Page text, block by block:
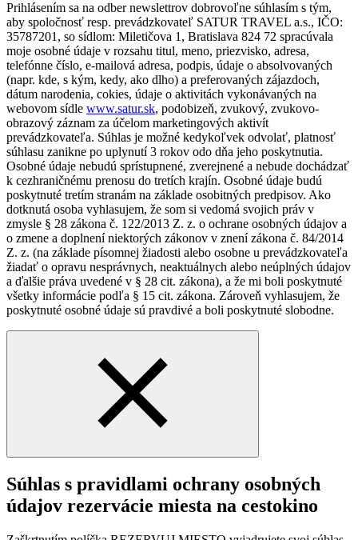
Prihlásením sa na odber newslettrov dobrovoľne súhlasím s tým,
aby spoločnosť resp. prevádzkovateľ SATUR TRAVEL a.s., IČO:
35787201, so sídlom: Miletičova 1, Bratislava 824 72 spracúvala
moje osobné údaje v rozsahu titul, meno, priezvisko, adresa,
telefónne číslo, e-mailová adresa, podpis, údaje o absolvovaných
(napr. kde, s kým, kedy, ako dlho) a preferovaných zájazdoch,
dátum narodenia, cokies, údaje o aktivitách vykonávaných na
webovom sídle www.satur.sk, podobizeň, zvukový, zvukovo-
obrazový záznam za účelom marketingových aktivít
prevádzkovateľa. Súhlas je možné kedykoľvek odvolať, platnosť
súhlasu zanikne po uplynutí 3 rokov odo dňa jeho poskytnutia.
Osobné údaje nebudú sprístupnené, zverejnené a nebude dochádzať
k cezhraničnému prenosu do tretích krajín. Osobné údaje budú
poskytnuté tretím stranám na základe osobitných predpisov. Ako
dotknutá osoba vyhlasujem, že som si vedomá svojich práv v
zmysle § 28 zákona č. 122/2013 Z. z. o ochrane osobných údajov a
o zmene a doplnení niektorých zákonov v znení zákona č. 84/2014
Z. z. (na základe písomnej žiadosti alebo osobne u prevádzkovateľa
žiadať o opravu nesprávnych, neaktuálnych alebo neúplných údajov
a ďalšie práva uvedené v § 28 cit. zákona), a že mi boli poskytnuté
všetky informácie podľa § 15 cit. zákona. Zároveň vyhlasujem, že
poskytnuté osobné údaje sú pravdivé a boli poskytnuté slobodne.
Súhlas s pravidlami ochrany osobných
údajov rezervácie miesta na cestokino